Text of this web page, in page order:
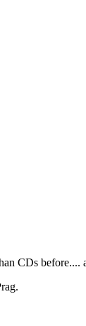
CDs before....